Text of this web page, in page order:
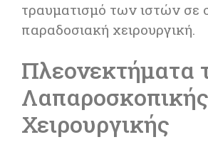
τραυματισμό των ιστών σε
παραδοσιακή χειρουργική.
Πλεονεκτήματα
Λαπαροσκοπικής
Χειρουργικής